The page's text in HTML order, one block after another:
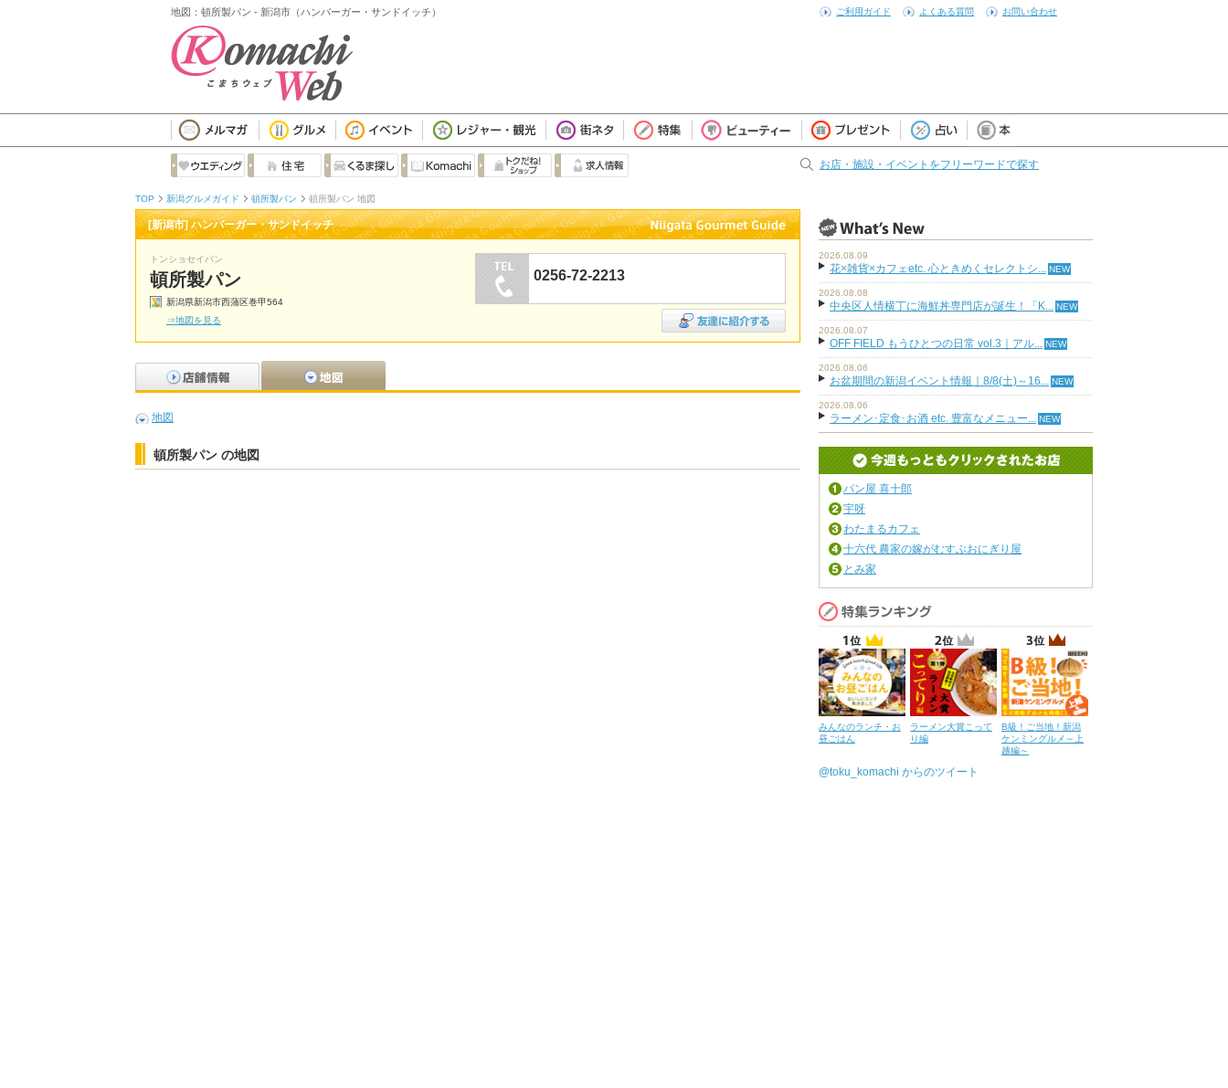
地図：頓所製パン - 新潟市（ハンバーガー・サンドイッチ） ご利用ガイド よくある質問 お問い合わせ
お店・施設・イベントをフリーワードで探す
TOP 新潟グルメガイド 頓所製パン 頓所製パン 地図
[新潟市] ハンバーガー・サンドイッチ
トンショセイパン
頓所製パン
新潟県新潟市西蒲区巻甲564
⇒地図を見る
0256-72-2213
地図
頓所製パン の地図
2026.08.09
花×雑貨×カフェetc. 心ときめくセレクトシ...
2026.08.08
中央区人情横丁に海鮮丼専門店が誕生！「K...
2026.08.07
OFF FIELD もうひとつの日常 vol.3｜アル...
2026.08.06
お盆期間の新潟イベント情報｜8/8(土)～16...
2026.08.06
ラーメン･定食･お酒 etc. 豊富なメニュー...
パン屋 喜十郎
宇呀
わたまるカフェ
十六代 農家の嫁がむすぶおにぎり屋
とみ家
みんなのランチ・お
昼ごはん
ラーメン大賞こって
り編
B級！ご当地！新潟
ケンミングルメ～上
越編～
@toku_komachi からのツイート